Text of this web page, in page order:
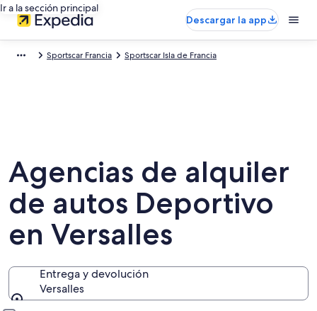
Ir a la sección principal
Descargar la app
Sportscar Francia Sportscar Isla de Francia
Agencias de alquiler
de autos Deportivo
en Versalles
Entrega y devolución
Versalles